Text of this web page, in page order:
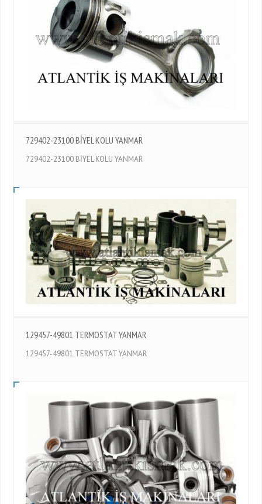
729402-23100 BİYEL KOLU YANMAR
729402-23100 BİYEL KOLU YANMAR
129457-49801 TERMOSTAT YANMAR
129457-49801 TERMOSTAT YANMAR